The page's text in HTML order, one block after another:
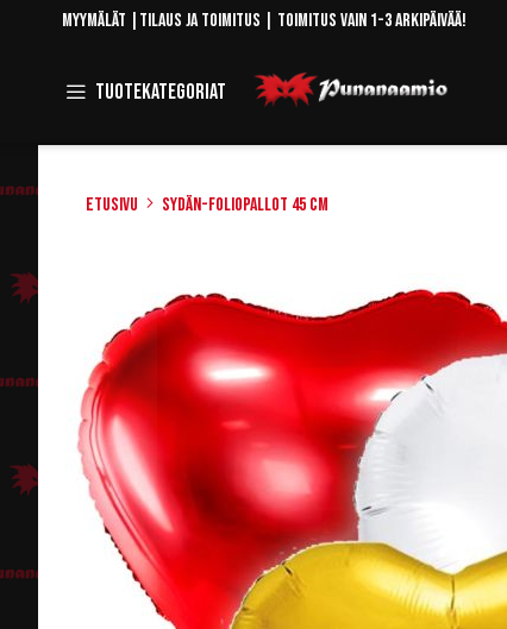
Skip
Myymälät Tilaus ja toimitus | Toimitus vain 1-3 arkipäivää!
Tuotekategoriat Toggle
Navigation
Etusivu Sydän-foliopallot 45 cm
the
images
gallery